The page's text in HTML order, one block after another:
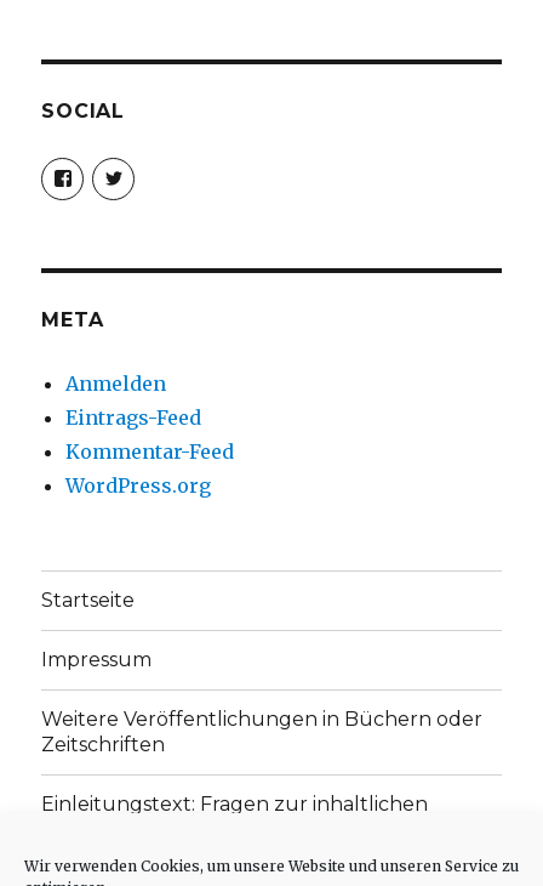
Wir verwenden Cookies, um unsere Website und unseren Service zu
SOCIAL
Profil
von
christoph.fleischer1
anzeigen
Profil
von
anzeigen
META
Anmelden
Eintrags-Feed
Kommentar-Feed
WordPress.org
Startseite
Impressum
Weitere Veröffentlichungen in Büchern oder
Zeitschriften
Einleitungstext: Fragen zur inhaltlichen
„schwachen Glaubens“